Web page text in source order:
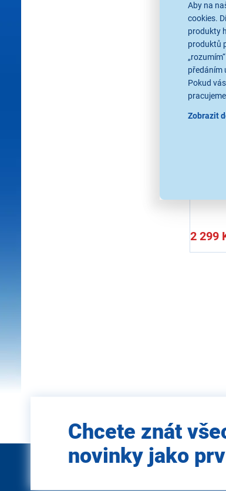
Aby na
cookies.
produkty
produktů
předáním
Pokud
Zobrazit
2 299
e-mail
Chcete znát
novinky jako